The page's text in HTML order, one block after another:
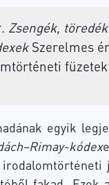
Zsen­gék,
Sze­rel­mes
egyik
kódex